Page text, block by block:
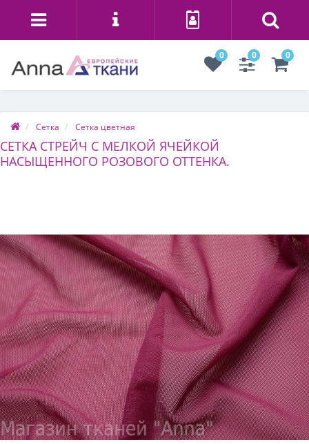
0 0 0
Сетка Сетка цветная
СЕТКА СТРЕЙЧ С МЕЛКОЙ ЯЧЕЙКОЙ
НАСЫЩЕННОГО РОЗОВОГО ОТТЕНКА.